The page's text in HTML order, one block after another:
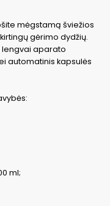
mėgstamą šviežios
gėrimo dydžių.
lengvai aparato
automatinis kapsulės
ml;